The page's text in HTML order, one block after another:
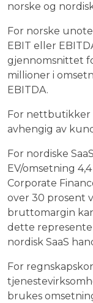
norske og
For norske
EBIT eller
gjennomsnittet
millioner i
EBITDA.
For nettbutikker
avhengig av
For nordiske
EV/omsetning
Corporate
over 30 prosent
bruttomargin
dette
nordisk SaaS
For
brukes